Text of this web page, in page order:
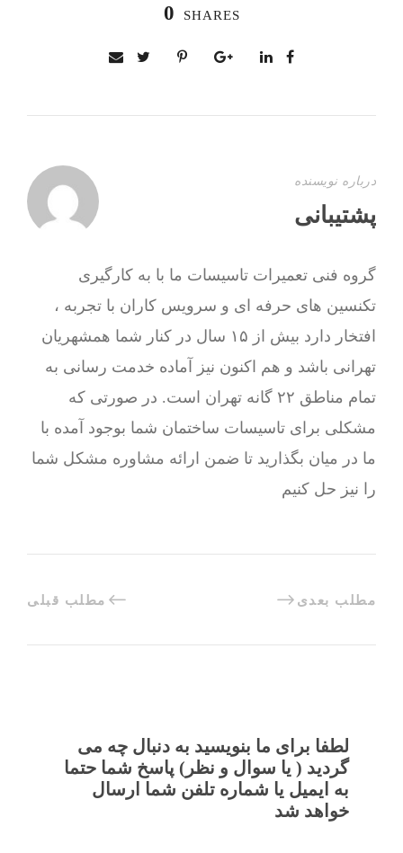
0 SHARES
درباره نویسنده
پشتیبانی
گروه فنی تعمیرات تاسیسات ما با به‌ کارگیری
تکنسین های حرفه ای و سرویس کاران با تجربه ،
افتخار دارد بیش از ۱۵ سال در کنار شما همشهریان
تهرانی باشد و هم اکنون نیز آماده خدمت رسانی به
تمام مناطق ۲۲ گانه تهران است. در صورتی که
مشکلی برای تاسیسات ساختمان شما بوجود آمده با
ما در میان بگذارید تا ضمن ارائه مشاوره مشکل شما
را نیز حل کنیم
مطلب قبلی مطلب بعدی
لطفا برای ما بنویسید به دنبال چه می
گردید ( یا سوال و نظر) پاسخ شما حتما
به ایمیل یا شماره تلفن شما ارسال
خواهد شد